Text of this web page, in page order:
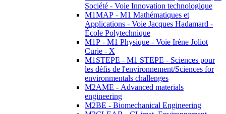
Société - Voie Innovation technologique
M1MAP - M1 Mathématiques et
Applications - Voie Jacques Hadamard -
École Polytechnique
M1P - M1 Physique - Voie Irène Joliot
Curie - X
M1STEPE - M1 STEPE - Sciences pour
les défis de l'environnement/Sciences for
environmentals challenges
M2AME - Advanced materials
engineering
M2BE - Biomechanical Engineering